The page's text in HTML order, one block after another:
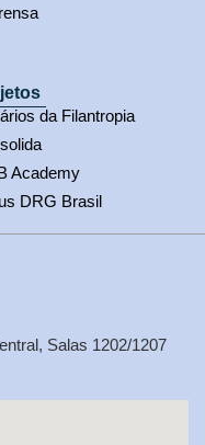
da Filantropia
Academy
DRG Brasil
Salas 1202/1207